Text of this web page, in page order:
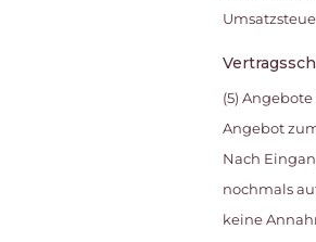
(5)
Angebot
Nach
nochmals
keine